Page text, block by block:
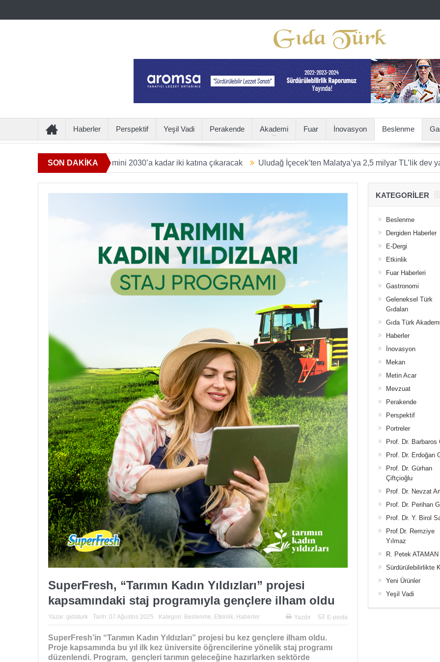
Haberler Perspektif Yeşil Vadi Perakende Akademi Fuar İnovasyon Beslenme
SON DAKİKA
sunan ürün hacmini 2030’a kadar iki katına çıkaracak Uludağ İçecek’ten Malatya’ya 2,5 milyar TL’lik dev yatırım
SuperFresh, “Tarımın Kadın Yıldızları” projesi
kapsamındaki staj programıyla gençlere ilham oldu
Yazar: gidaturk Tarih: 07 Ağustos 2025 Kategori: Beslenme Etkinlik, Haberler Yazdır E-posta
SuperFresh’in “Tarımın Kadın Yıldızları” projesi bu kez gençlere ilham oldu.
Proje kapsamında bu yıl ilk kez üniversite öğrencilerine yönelik staj programı
düzenlendi. Program, gençleri tarımın geleceğine hazırlarken sektörde
KATEGORILER
Beslenme
Dergiden Haberler
E-Dergi
Etkinlik
Fuar Haberleri
Gastronomi
Geleneksel Türk
Gıdaları
Gıda Türk Akademi
Haberler
İnovasyon
Mekan
Metin Acar
Mevzuat
Perakende
Perspektif
Portreler
Prof. Dr. Barbaros
Prof. Dr. Erdoğan
Prof. Dr. Gürhan
Çiftçioğlu
Prof. Dr. Nevzat
Prof. Dr. Perihan
Prof. Dr. Y. Birol
Prof.Dr. Remziye
Yılmaz
R. Petek ATAMAN
Sürdürülebilirlikte
Yeni Ürünler
Yeşil Vadi